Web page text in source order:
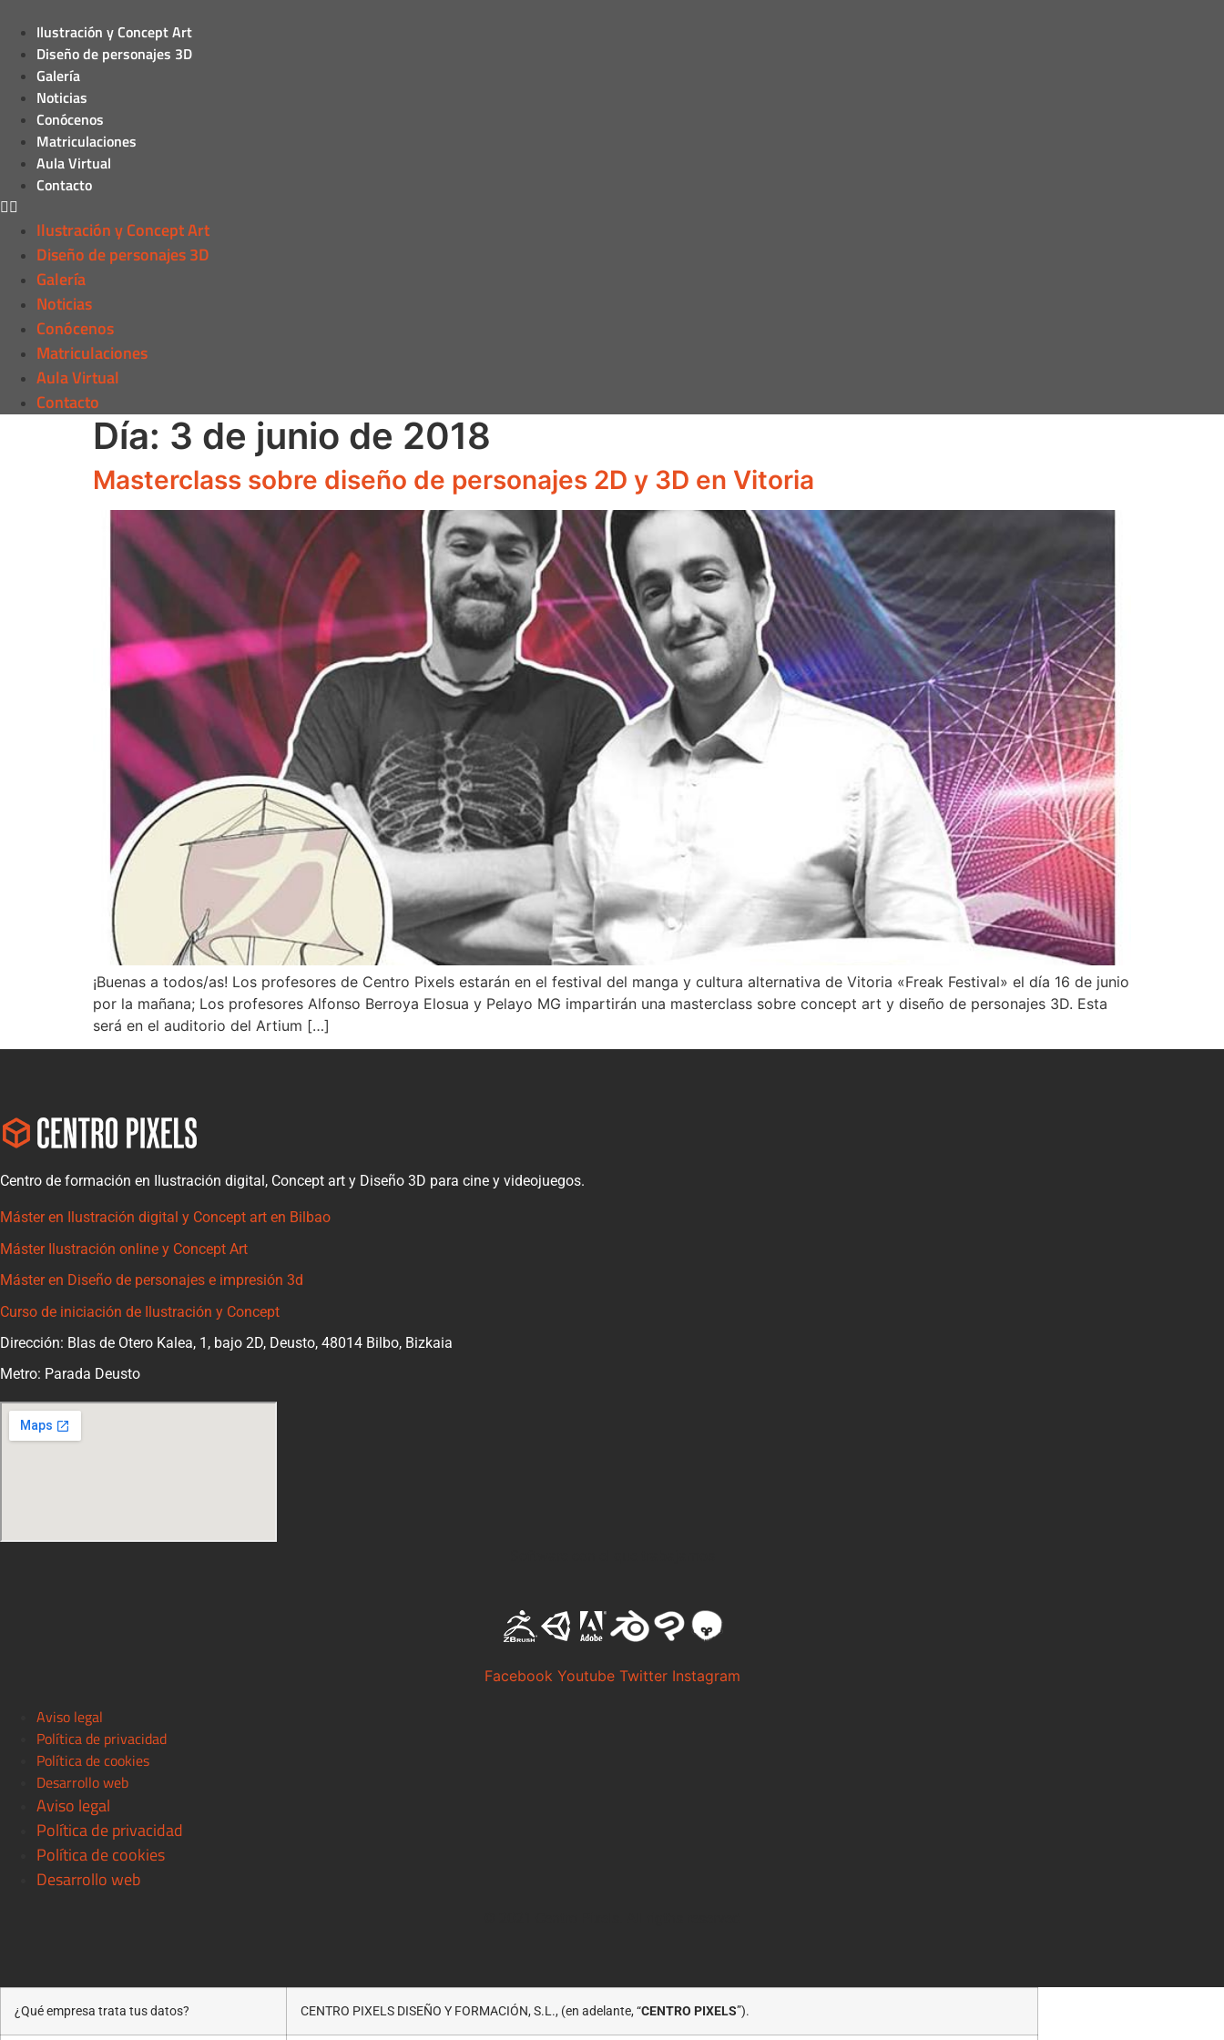
Ilustración y Concept Art
Diseño de personajes 3D
Galería
Noticias
Conócenos
Matriculaciones
Aula Virtual
Contacto
Ilustración y Concept Art
Diseño de personajes 3D
Galería
Noticias
Conócenos
Matriculaciones
Aula Virtual
Contacto
Día: 3 de junio de 2018
Masterclass sobre diseño de personajes 2D y 3D en Vitoria
¡Buenas a todos/as! Los profesores de Centro Pixels estarán en el festival del manga y cultura alternativa de Vitoria «Freak Festival» el día 16 de junio
por la mañana; Los profesores Alfonso Berroya Elosua y Pelayo MG impartirán una masterclass sobre concept art y diseño de personajes 3D. Esta
será en el auditorio del Artium […]
Centro de formación en Ilustración digital, Concept art y Diseño 3D para cine y videojuegos.
Máster en Ilustración digital y Concept art en Bilbao
Máster Ilustración online y Concept Art
Máster en Diseño de personajes e impresión 3d
Curso de iniciación de Ilustración y Concept
Dirección: Blas de Otero Kalea, 1, bajo 2D, Deusto, 48014 Bilbo, Bizkaia
Metro: Parada Deusto
Facebook Youtube Twitter Instagram
Aviso legal
Política de privacidad
Política de cookies
Desarrollo web
Aviso legal
Política de privacidad
Política de cookies
Desarrollo web
¿Qué empresa trata tus datos? CENTRO PIXELS DISEÑO Y FORMACIÓN, S.L., (en adelante, “CENTRO PIXELS”).